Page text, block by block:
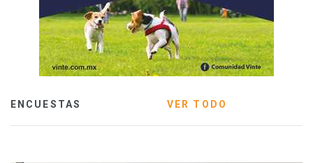
ENCUESTAS VER TODO